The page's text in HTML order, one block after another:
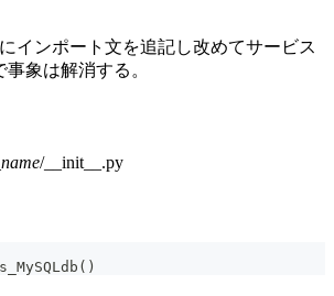
にインポート文を追記し改めてサービス
象は解消する。
/__init__.py
( )